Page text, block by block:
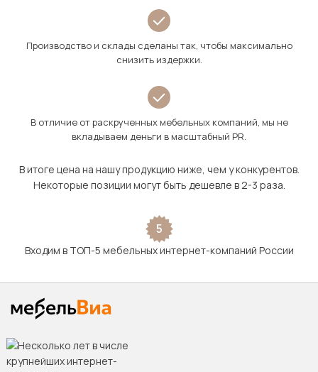
Производство и склады сделаны так, чтобы максимально
снизить издержки.
В отличие от раскрученных мебельных компаний, мы не
вкладываем деньги в масштабный PR.
В итоге цена на нашу продукцию ниже, чем у конкурентов.
Некоторые позиции могут быть дешевле в 2-3 раза.
5
Входим в ТОП-5 мебельных интернет-компаний России